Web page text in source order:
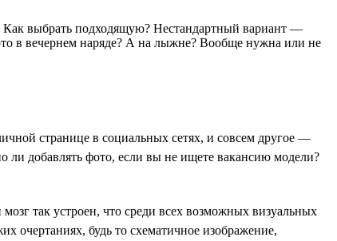
Как выбрать подходящую? Нестандартный вариант —
в вечернем наряде? А на лыжне? Вообще нужна или не
странице в социальных сетях, и совсем другое —
ли добавлять фото, если вы не ищете вакансию модели?
так устроен, что среди всех возможных визуальных
очертаниях, будь то схематичное изображение,